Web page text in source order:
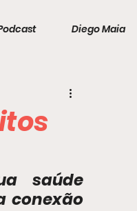
Diego Maia
saúde
conexão